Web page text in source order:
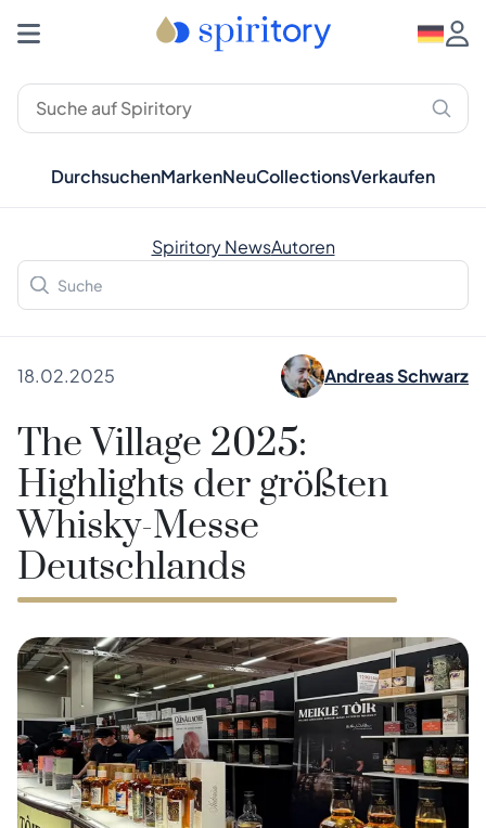
DurchsuchenMarkenNeuCollectionsVerkaufen
Spiritory NewsAutoren
18.02.2025 Andreas Schwarz
The Village 2025:
Highlights der größten
Whisky-Messe
Deutschlands